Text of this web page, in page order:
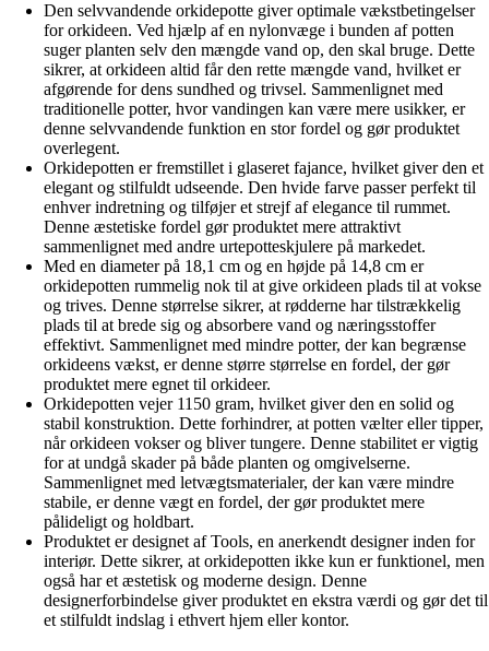
Den selvvandende orkidepotte giver optimale vækstbetingelser
for orkideen. Ved hjælp af en nylonvæge i bunden af potten
suger planten selv den mængde vand op, den skal bruge. Dette
sikrer, at orkideen altid får den rette mængde vand, hvilket er
afgørende for dens sundhed og trivsel. Sammenlignet med
traditionelle potter, hvor vandingen kan være mere usikker, er
denne selvvandende funktion en stor fordel og gør produktet
overlegent.
Orkidepotten er fremstillet i glaseret fajance, hvilket giver den et
elegant og stilfuldt udseende. Den hvide farve passer perfekt til
enhver indretning og tilføjer et strejf af elegance til rummet.
Denne æstetiske fordel gør produktet mere attraktivt
sammenlignet med andre urtepotteskjulere på markedet.
Med en diameter på 18,1 cm og en højde på 14,8 cm er
orkidepotten rummelig nok til at give orkideen plads til at vokse
og trives. Denne størrelse sikrer, at rødderne har tilstrækkelig
plads til at brede sig og absorbere vand og næringsstoffer
effektivt. Sammenlignet med mindre potter, der kan begrænse
orkideens vækst, er denne større størrelse en fordel, der gør
produktet mere egnet til orkideer.
Orkidepotten vejer 1150 gram, hvilket giver den en solid og
stabil konstruktion. Dette forhindrer, at potten vælter eller tipper,
når orkideen vokser og bliver tungere. Denne stabilitet er vigtig
for at undgå skader på både planten og omgivelserne.
Sammenlignet med letvægtsmaterialer, der kan være mindre
stabile, er denne vægt en fordel, der gør produktet mere
pålideligt og holdbart.
Produktet er designet af Tools, en anerkendt designer inden for
interiør. Dette sikrer, at orkidepotten ikke kun er funktionel, men
også har et æstetisk og moderne design. Denne
designerforbindelse giver produktet en ekstra værdi og gør det til
et stilfuldt indslag i ethvert hjem eller kontor.